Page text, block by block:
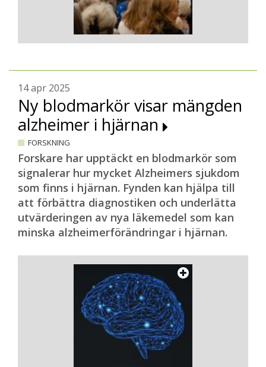
14 apr 2025
Ny blodmarkör visar mängden
alzheimer i hjärnan
FORSKNING
Forskare har upptäckt en blodmarkör som
signalerar hur mycket Alzheimers sjukdom
som finns i hjärnan. Fynden kan hjälpa till
att förbättra diagnostiken och underlätta
utvärderingen av nya läkemedel som kan
minska alzheimerförändringar i hjärnan.